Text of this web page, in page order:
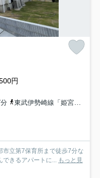
円
東武伊勢崎線「姫宮」駅 徒歩27分
市立第7保育所まで徒歩7分な
できるアパートに... もっと見